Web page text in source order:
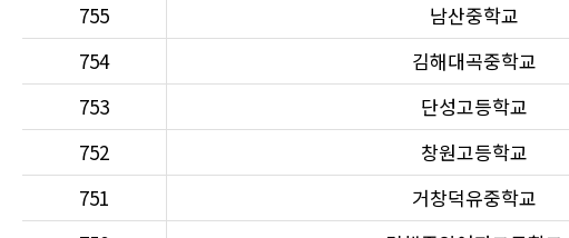
755
남산중학교
754
김해대곡중학교
753
단성고등학교
752
창원고등학교
751
거창덕유중학교